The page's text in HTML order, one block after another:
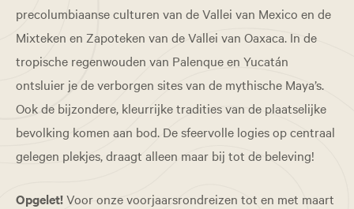
precolumbiaanse culturen van de Vallei van Mexico en de
Mixteken en Zapoteken van de Vallei van Oaxaca. In de
tropische regenwouden van Palenque en Yucatán
ontsluier je de verborgen sites van de mythische Maya’s.
Ook de bijzondere, kleurrijke tradities van de plaatselijke
bevolking komen aan bod. De sfeervolle logies op centraal
gelegen plekjes, draagt alleen maar bij tot de beleving!
Opgelet!Voor onze voorjaarsrondreizen tot en met maart